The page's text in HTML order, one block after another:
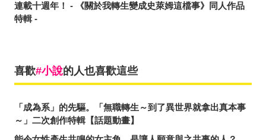
連載十週年！ - 《關於我轉生變成史萊姆這檔事》同人作品
特輯 -
喜歡 小說的人也喜歡這些
「成為系」的先驅。「無職轉生～到了異世界就拿出真本事
～」二次創作特輯【話題動畫】